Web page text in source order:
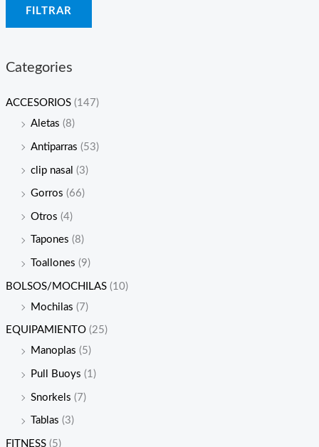
FILTRAR
Categories
ACCESORIOS (147)
Aletas (8)
Antiparras (53)
clip nasal (3)
Gorros (66)
Otros (4)
Tapones (8)
Toallones (9)
BOLSOS/MOCHILAS (10)
Mochilas (7)
EQUIPAMIENTO (25)
Manoplas (5)
Pull Buoys (1)
Snorkels (7)
Tablas (3)
FITNESS (5)